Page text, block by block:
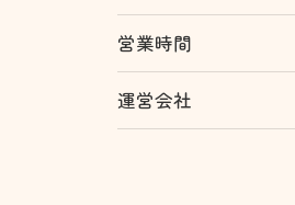
営業時間
運営会社